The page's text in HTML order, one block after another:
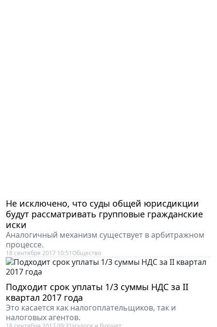
Не исключено, что суды общей юрисдикции
будут рассматривать групповые гражданские
иски
Аналогичный механизм существует в арбитражном
процессе.
18 сентября 2017 10:51 Общество
Подходит срок уплаты 1/3 суммы НДС за II
квартал 2017 года
Это касается как налогоплательщиков, так и
налоговых агентов.